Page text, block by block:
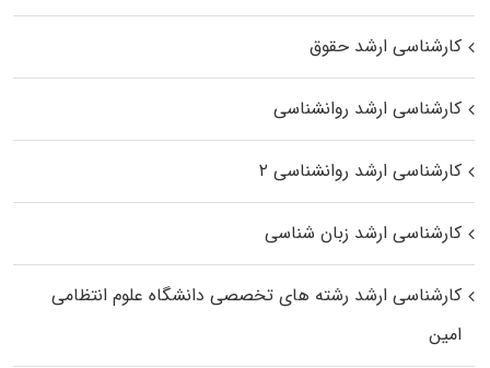
کارشناسی ارشد حقوق
کارشناسی ارشد روانشناسی
کارشناسی ارشد روانشناسی ۲
کارشناسی ارشد زبان شناسی
کارشناسی ارشد رﺷﺘﻪ ﻫﺎی تخصصی داﻧﺸﮕﺎه ﻋﻠﻮم انتظامی
اﻣﻴﻦ